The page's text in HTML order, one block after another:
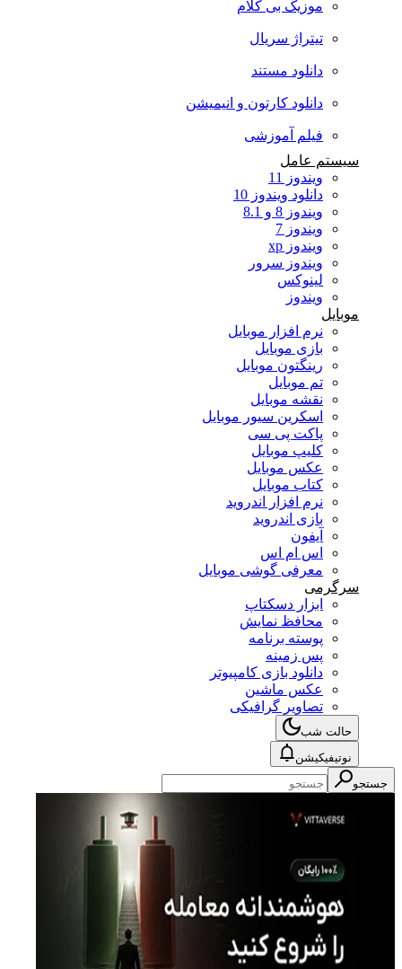
موزیک بی کلام
تیتراژ سریال
دانلود مستند
دانلود کارتون و انیمیشن
فیلم آموزشی
سیستم عامل
ویندوز 11
دانلود ویندوز 10
ویندوز 8 و 8.1
ویندوز 7
ویندوز xp
ویندوز سرور
لینوکس
ویندوز
موبایل
نرم افزار موبایل
بازی موبایل
رینگتون موبایل
تم موبایل
نقشه موبایل
اسکرین سیور موبایل
پاکت پی سی
کلیپ موبایل
عکس موبایل
کتاب موبایل
نرم افزار اندروید
بازی اندروید
آیفون
اس ام اس
معرفی گوشی موبایل
سرگرمی
ابزار دسکتاپ
محافظ نمایش
پوسته برنامه
پس زمینه
دانلود بازی کامپیوتر
عکس ماشین
تصاویر گرافیکی
حالت شب
نوتیفیکیشن
جستجو